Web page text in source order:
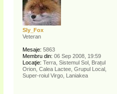
Sly_Fox
Veteran
Mesaje: 5863
Membru din: 06 Sep 2008, 19:59
Locaţie: Terra, Sistemul Sol, Brațul
Orion, Calea Lactee, Grupul Local,
Super-roiul Virgo, Laniakea